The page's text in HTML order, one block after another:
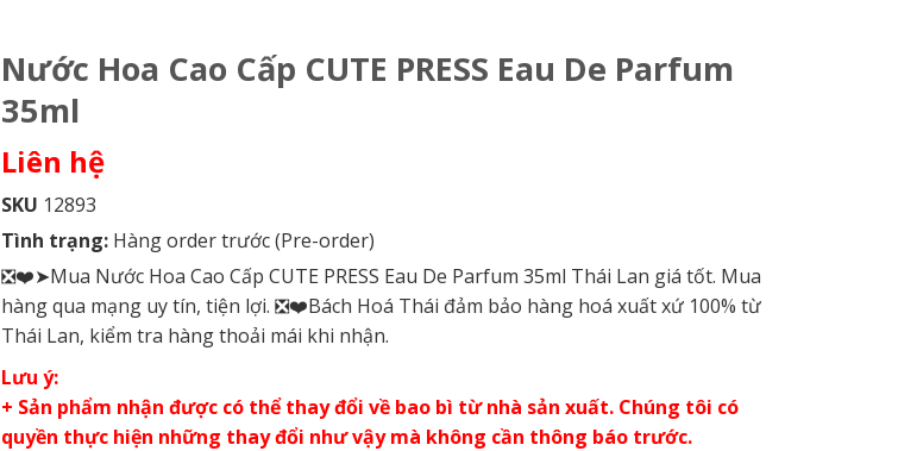
Nước Hoa Cao Cấp CUTE PRESS Eau De Parfum
35ml
Liên hệ
SKU 12893
Tình trạng: Hàng order trước (Pre-order)
❎❤️➤Mua Nước Hoa Cao Cấp CUTE PRESS Eau De Parfum 35ml Thái Lan giá tốt. Mua
hàng qua mạng uy tín, tiện lợi. ❎❤️Bách Hoá Thái đảm bảo hàng hoá xuất xứ 100% từ
Thái Lan, kiểm tra hàng thoải mái khi nhận.
Lưu ý:
+ Sản phẩm nhận được có thể thay đổi về bao bì từ nhà sản xuất. Chúng tôi có
quyền thực hiện những thay đổi như vậy mà không cần thông báo trước.